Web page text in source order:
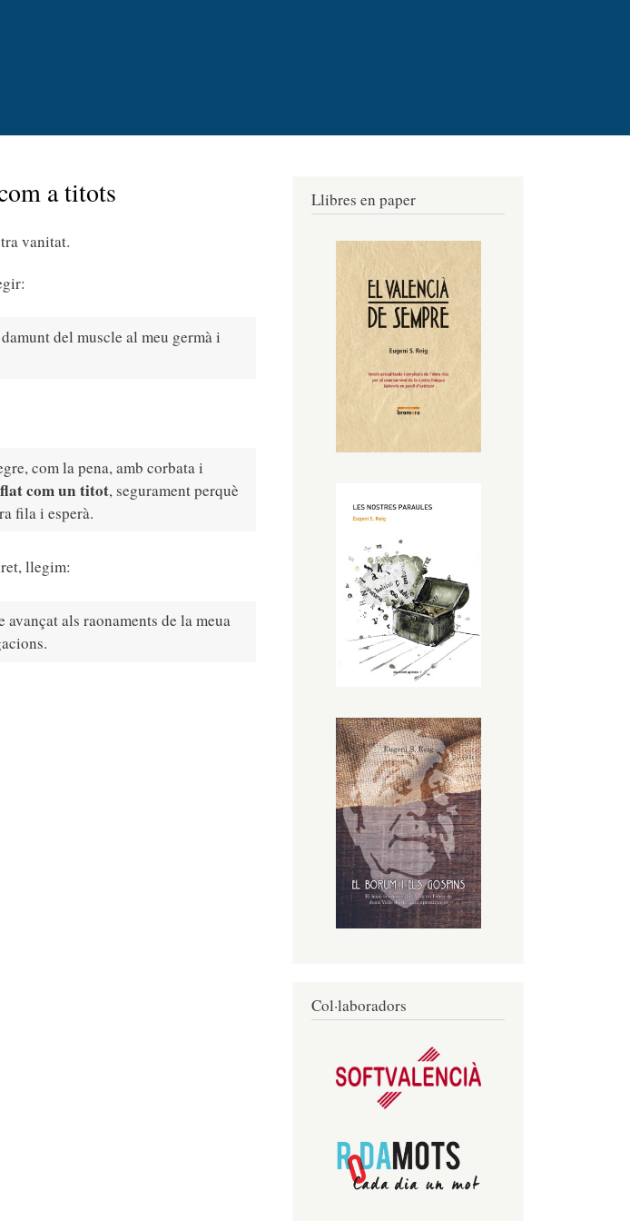
a titots
vanitat.
del muscle al meu germà i
com la pena, amb corbata i
com un titot, segurament perquè
fila i esperà.
llegim:
avançat als raonaments de la meua
Llibres en paper
Col·laboradors